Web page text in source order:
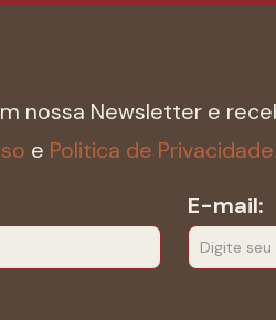
nossa Newsletter e
e Politica de Privacidade.
E-mail: